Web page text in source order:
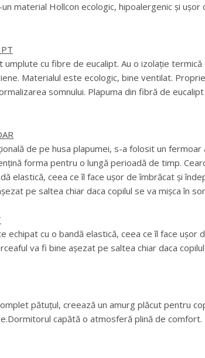
material Hollcon ecologic, hipoalergenic și ușor
umplute cu fibre de eucalipt. Au o izolație termică
Materialul este ecologic, bine ventilat.
somnului. Plapuma din fibră de
de pe husa plapumei, s-a folosit un fermoar
forma pentru o lungă perioadă de timp.
elastică, ceea ce îl face ușor de îmbrăcat și
pe saltea chiar daca copilul se va mișca în
echipat cu o bandă elastică, ceea ce îl face ușor
va fi bine așezat pe saltea chiar daca
pătuțul, creează un amurg plăcut pentru
capătă o atmosferă plină de comfort.